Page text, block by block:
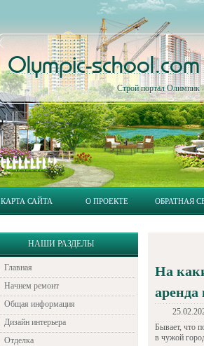
Olympic-school.com
Строй портал Олимпик
КАРТА САЙТА О ПРОЕКТЕ ОБРАТНАЯ
НАШИ РАЗДЕЛЫ
Главная
Начнем ремонт
Общая информация
Дизайн интерьера
Отделка
На
аренда
Бывает, что
в чужой